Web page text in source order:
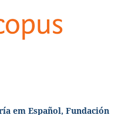
em Español, Fundación